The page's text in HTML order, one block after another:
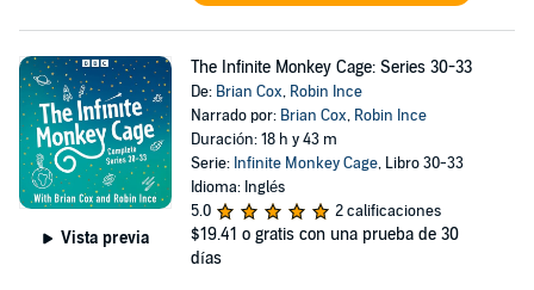
Vista previa
The Infinite Monkey Cage: Series 30-33
De: Brian Cox, Robin Ince
Narrado por: Brian Cox, Robin Ince
Duración: 18 h y 43 m
Serie: Infinite Monkey Cage, Libro 30-33
Idioma: Inglés
5.0
2 calificaciones
$19.41 o gratis con una prueba de 30
días